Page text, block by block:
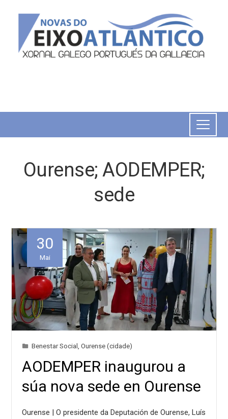
Ourense; AODEMPER;
sede
30
Mai
Benestar Social ,Ourense (cidade)
AODEMPER inaugurou a
súa nova sede en Ourense
Ourense | O presidente da Deputación de Ourense, Luís